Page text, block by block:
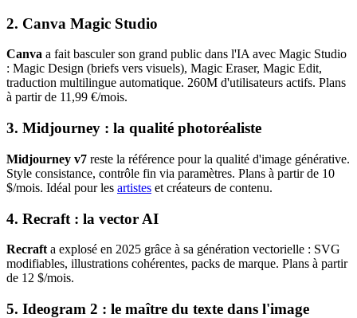
2. Canva Magic Studio
Canva a fait basculer son grand public dans l'IA avec Magic Studio
: Magic Design (briefs vers visuels), Magic Eraser, Magic Edit,
traduction multilingue automatique. 260M d'utilisateurs actifs. Plans
à partir de 11,99 €/mois.
3. Midjourney : la qualité photoréaliste
Midjourney v7 reste la référence pour la qualité d'image générative.
Style consistance, contrôle fin via paramètres. Plans à partir de 10
$/mois. Idéal pour les artistes et créateurs de contenu.
4. Recraft : la vector AI
Recraft a explosé en 2025 grâce à sa génération vectorielle : SVG
modifiables, illustrations cohérentes, packs de marque. Plans à partir
de 12 $/mois.
5. Ideogram 2 : le maître du texte dans l'image